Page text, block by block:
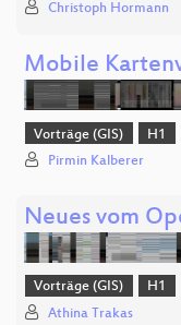
Christoph Hormann
Mobile
Vorträge (GIS) H1
Pirmin Kalberer
Neues vom
Vorträge (GIS) H1
Athina Trakas